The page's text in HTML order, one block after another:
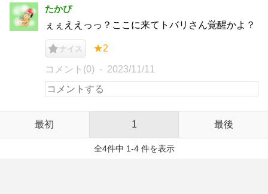
たかぴ
ぇぇええっっ？ここに来てトバリさん覚醒かよ？
ナイス ★2
コメント(0) 2023/11/11
最初 1 最後
全4件中 1-4 件を表示